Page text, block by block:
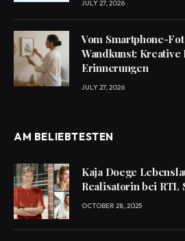
JULY 27, 2026
Vom Smartphone-
Wandkunst:
Erinnerungen
JULY 27, 2026
AM BELIEBTESTEN
Kaja Doege
Realisatorin bei RTL
OCTOBER 28, 2025